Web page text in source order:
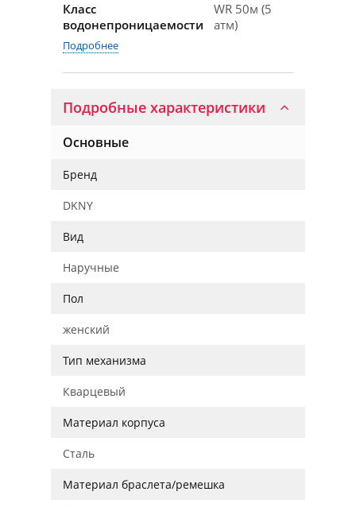
Класс
водонепроницаемости
WR 50м (5
атм)
Подробнее
Подробные характеристики
Основные
Бренд
DKNY
Вид
Наручные
Пол
женский
Тип механизма
Кварцевый
Материал корпуса
Сталь
Материал браслета/ремешка